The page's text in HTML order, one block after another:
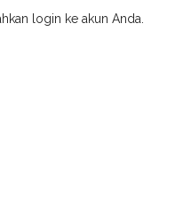
login ke akun Anda.